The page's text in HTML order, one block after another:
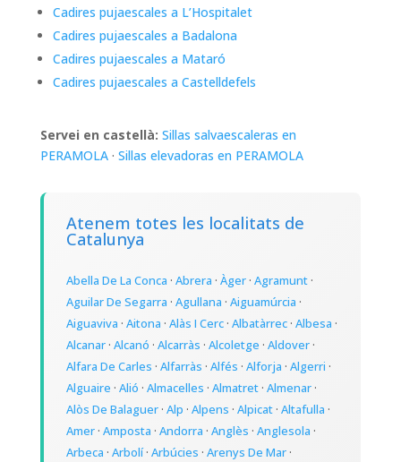
Cadires pujaescales a L’Hospitalet
Cadires pujaescales a Badalona
Cadires pujaescales a Mataró
Cadires pujaescales a Castelldefels
Servei en castellà: Sillas salvaescaleras en
PERAMOLA· Sillas elevadoras en PERAMOLA
Atenem totes les localitats de
Catalunya
Abella De La Conca · Abrera · Àger· Agramunt·
Aguilar De Segarra · Agullana · Aiguamúrcia ·
Aiguaviva · Aitona · Alàs I Cerc· Albatàrrec· Albesa ·
Alcanar· Alcanó · Alcarràs · Alcoletge · Aldover·
Alfara De Carles · Alfarràs · Alfés · Alforja · Algerri ·
Alguaire · Alió · Almacelles · Almatret· Almenar·
Alòs De Balaguer· Alp · Alpens · Alpicat· Altafulla ·
Amer· Amposta · Andorra · Anglès · Anglesola ·
Arbeca · Arbolí· Arbúcies · Arenys De Mar·